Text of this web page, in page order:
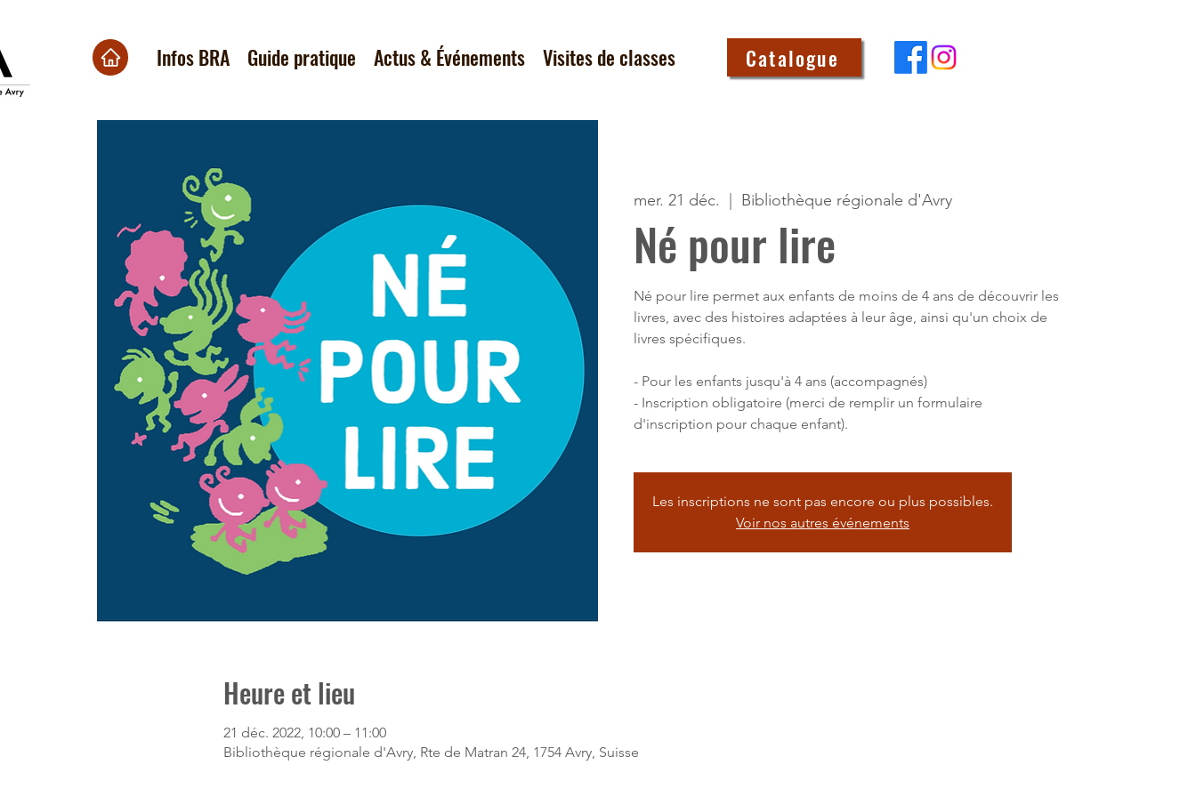
Infos BRA Guide pratique Actus & Événements Visites de classes Catalogue
mer. 21 déc. Bibliothèque régionale d'Avry
Né pour lire
Né pour lire permet aux enfants de moins de 4 ans de découvrir les
livres, avec des histoires adaptées à leur âge, ainsi qu'un choix de
livres spécifiques.
- Pour les enfants jusqu'à 4 ans (accompagnés)
- Inscription obligatoire (merci de remplir un formulaire
d'inscription pour chaque enfant).
Les inscriptions ne sont pas encore ou plus possibles.
Voir nos autres événements
Heure et lieu
21 déc. 2022, 10:00 – 11:00
Bibliothèque régionale d'Avry, Rte de Matran 24, 1754 Avry, Suisse